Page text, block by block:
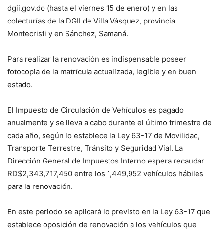
dgii.gov.do (hasta el viernes 15 de enero) y en las
colecturías de la DGII de Villa Vásquez, provincia
Montecristi y en Sánchez, Samaná.
Para realizar la renovación es indispensable poseer
fotocopia de la matrícula actualizada, legible y en buen
estado.
El Impuesto de Circulación de Vehículos es pagado
anualmente y se lleva a cabo durante el último trimestre de
cada año, según lo establece la Ley 63-17 de Movilidad,
Transporte Terrestre, Tránsito y Seguridad Vial. La
Dirección General de Impuestos Interno espera recaudar
RD$2,343,717,450 entre los 1,449,952 vehículos hábiles
para la renovación.
​​​​En este periodo se aplicará lo previsto en la Ley 63-17 que
establece oposición de renovación a los vehículos que